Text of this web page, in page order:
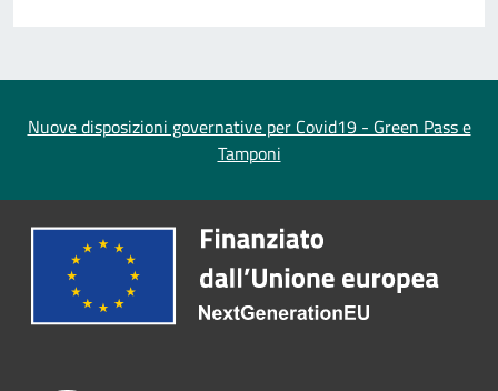
Nuove disposizioni governative per Covid19 - Green Pass e
Tamponi